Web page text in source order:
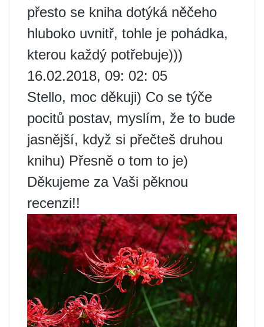
přesto se kniha dotýká něčeho
hluboko uvnitř, tohle je pohádka,
kterou každý potřebuje)))
16.02.2018, 09: 02: 05
Stello, moc děkuji) Co se týče
pocitů postav, myslím, že to bude
jasnější, když si přečteš druhou
knihu) Přesně o tom to je)
Děkujeme za Vaši pěknou
recenzi!!